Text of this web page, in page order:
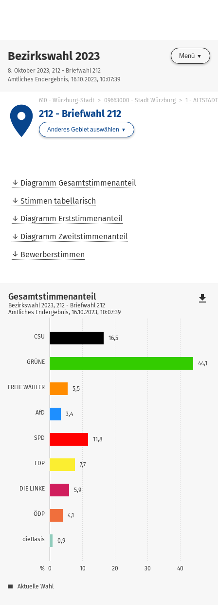
Bezirkswahl 2023
8. Oktober 2023, 212 - Briefwahl 212
Amtliches Endergebnis, 16.10.2023, 10:07:39
Menü
place
610 - Würzburg-Stadt 09663000 - Stadt Würzburg 1 - ALTSTADT
212 - Briefwahl 212
Anderes Gebiet auswählen
Diagramm Gesamtstimmenanteil
Stimmen tabellarisch
Diagramm Erststimmenanteil
Diagramm Zweitstimmenanteil
Bewerberstimmen
CSU
GRÜNE
FREIE WÄHLER
AfD
SPD
FDP
DIE LINKE
ÖDP
dieBasis
0 10 20 30 40
%
16,5
44,1
5,5
3,4
11,8
7,7
5,9
4,1
0,9
Gesamtstimmenanteil
Bezirkswahl 2023, 212 - Briefwahl 212
Amtliches Endergebnis, 16.10.2023, 10:07:39
Aktuelle Wahl
file_download